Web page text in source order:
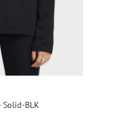
BLK